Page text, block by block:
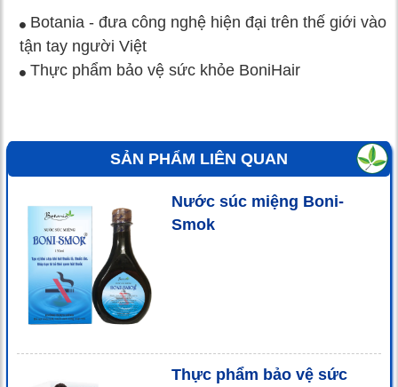
Botania - đưa công nghệ hiện đại trên thế giới vào
tận tay người Việt
Thực phẩm bảo vệ sức khỏe BoniHair
SẢN PHẨM LIÊN QUAN
Nước súc miệng Boni-
Smok
Thực phẩm bảo vệ sức